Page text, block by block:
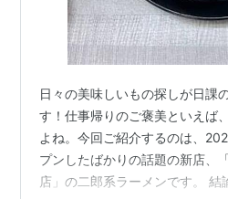
日々の美味しいもの探しが日課
す！仕事帰りのご褒美といえば
よね。今回ご紹介するのは、
プンしたばかりの話題の新店、
店」の二郎系ラーメンです。 結